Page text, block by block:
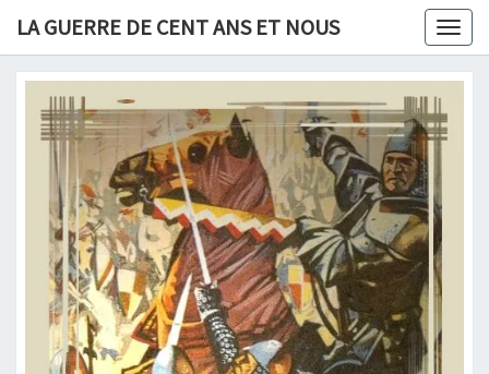
content
LA GUERRE DE CENT ANS ET NOUS